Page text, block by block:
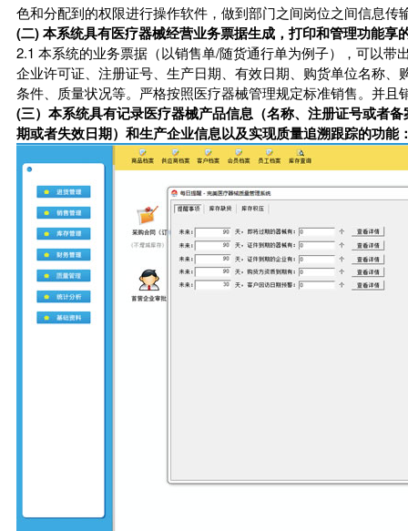
色和分配到的权限进行操作软件，做到部门之间岗位之间信息传
(二) 本系统具有医疗器械经营业务票据生成，打印和管理功能享
2.1 本系统的业务票据（以销售单/随货通行单为例子），可以
企业许可证、注册证号、生产日期、有效日期、购货单位名称
条件、质量状况等。严格按照医疗器械管理规定标准销售。并
(三）本系统具有记录医疗器械产品信息（名称、注册证号或者
期或者失效日期）和生产企业信息以及实现质量追溯跟踪的功能